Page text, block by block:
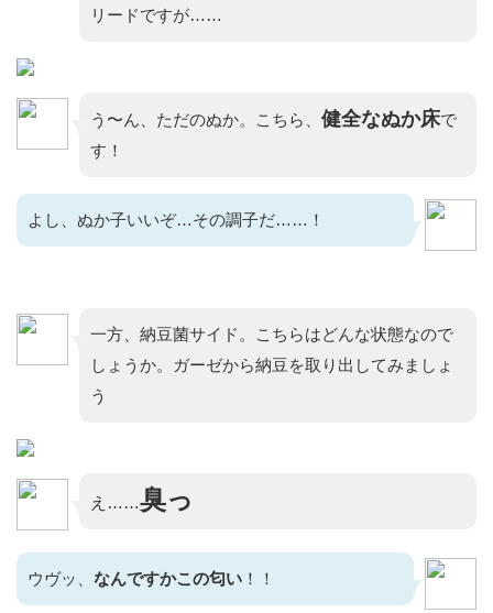
リードですが……
う〜ん、ただのぬか。こちら、 健全なぬか床で
す！
よし、ぬか子いいぞ…その調子だ……！
一方、納豆菌サイド。こちらはどんな状態なので
しょうか。ガーゼから納豆を取り出してみましょ
う
え……臭っ
ウヴッ、 なんですかこの匂い ！！